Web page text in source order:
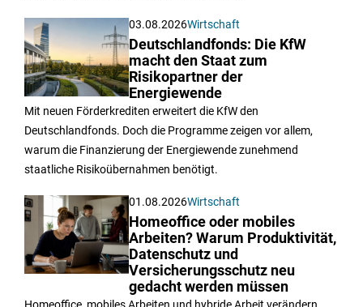
03.08.2026Wirtschaft
Deutschlandfonds: Die KfW
macht den Staat zum
Risikopartner der
Energiewende
Mit neuen Förderkrediten erweitert die KfW den
Deutschlandfonds. Doch die Programme zeigen vor allem,
warum die Finanzierung der Energiewende zunehmend
staatliche Risikoübernahmen benötigt.
01.08.2026Wirtschaft
Homeoffice oder mobiles
Arbeiten? Warum Produktivität,
Datenschutz und
Versicherungsschutz neu
gedacht werden müssen